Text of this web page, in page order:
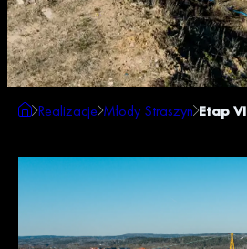
Realizacje Młody Straszyn Etap VI